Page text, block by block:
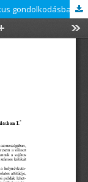
gondolkodásban I.